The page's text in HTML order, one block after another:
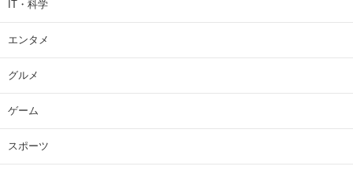
IT・科学
エンタメ
グルメ
ゲーム
スポーツ